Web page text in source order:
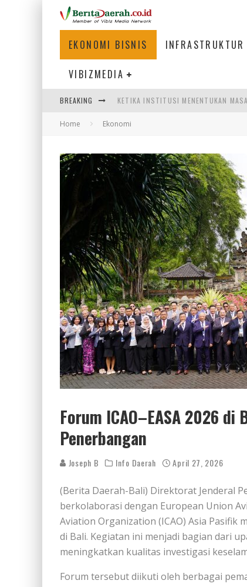
EKONOMI BISNIS INFRASTRUKTUR
VIBIZMEDIA
BREAKING KETIKA INSTITUSI MENENTUKAN
PERTUNJUKAN AIR MANCUR
BAKMI PANGSIT AYAM, KULINER
Home Ekonomi
Forum ICAO–EASA 2026
Penerbangan
Joseph B Info Daerah April 27, 2026
(Berita Daerah-Bali) Direktorat Jenderal
berkolaborasi dengan European Union
Aviation Organization (ICAO) Asia Pasifik
di Bali. Kegiatan ini menjadi bagian dari
meningkatkan kualitas investigasi
Forum tersebut diikuti oleh berbagai